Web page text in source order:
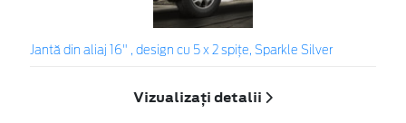
Jantă din aliaj 16" , design cu 5 x 2 spiţe, Sparkle Silver
Vizualizați detalii